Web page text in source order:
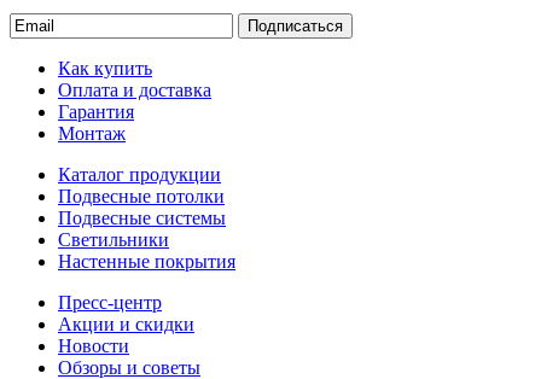
Подписаться
Как купить
Оплата и доставка
Гарантия
Монтаж
Каталог продукции
Подвесные потолки
Подвесные системы
Светильники
Настенные покрытия
Пресс-центр
Акции и скидки
Новости
Обзоры и советы